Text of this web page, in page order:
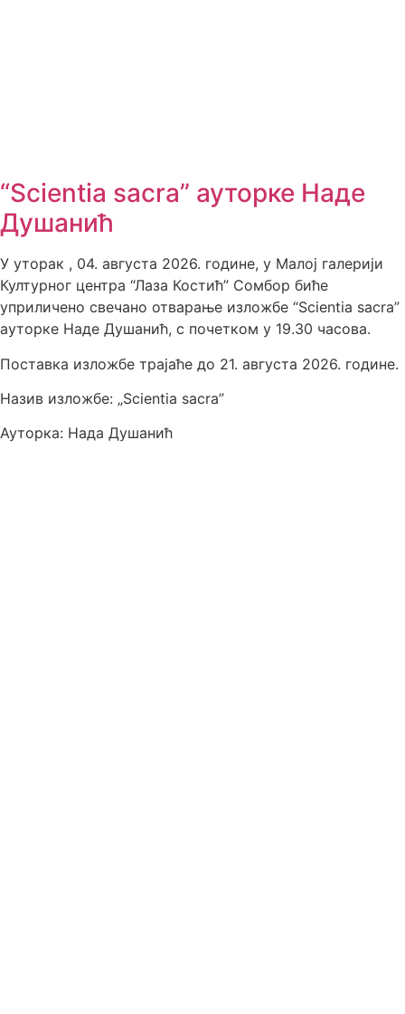
“Scientia sacra” ауторке Наде
Душанић
У уторак , 04. августа 2026. године, у Малој галерији
Културног центра “Лаза Костић” Сомбор биће
уприличено свечано отварање изложбе “Scientia sacra”
ауторке Наде Душанић, с почетком у 19.30 часова.
Поставка изложбе трајаће до 21. августа 2026. године.
Назив изложбе: „Scientia sacra”
Ауторка: Нада Душанић